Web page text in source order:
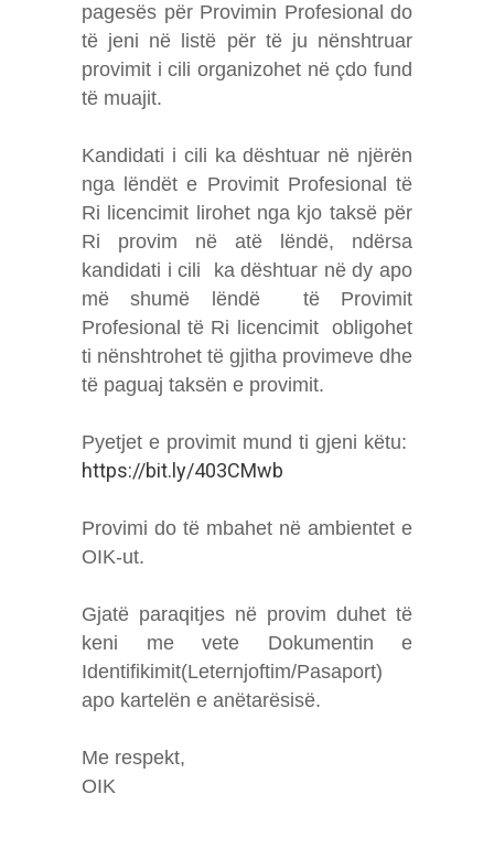
pagesës për Provimin Profesional do
të jeni në listë për të ju nënshtruar
provimit i cili organizohet në çdo fund
të muajit.
Kandidati i cili ka dështuar në njërën
nga lëndët e Provimit Profesional të
Ri licencimit lirohet nga kjo taksë për
Ri provim në atë lëndë, ndërsa
kandidati i cili ka dështuar në dy apo
më shumë lëndë të Provimit
Profesional të Ri licencimit obligohet
ti nënshtrohet të gjitha provimeve dhe
të paguaj taksën e provimit.
Pyetjet e provimit mund ti gjeni këtu:
https://bit.ly/403CMwb
Provimi do të mbahet në ambientet e
OIK-ut.
Gjatë paraqitjes në provim duhet të
keni me vete Dokumentin e
Identifikimit(Leternjoftim/Pasaport)
apo kartelën e anëtarësisë.
Me respekt,
OIK